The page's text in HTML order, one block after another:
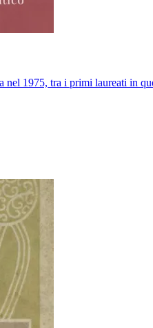
1975, tra i primi laureati in